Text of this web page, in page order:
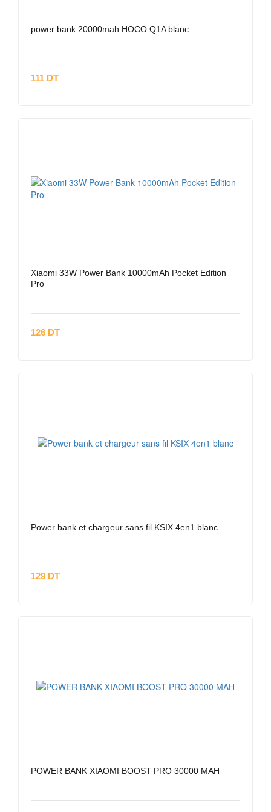
power bank 20000mah HOCO Q1A blanc
111 DT
Xiaomi 33W Power Bank 10000mAh Pocket Edition
Pro
126 DT
Power bank et chargeur sans fil KSIX 4en1 blanc
129 DT
POWER BANK XIAOMI BOOST PRO 30000 MAH